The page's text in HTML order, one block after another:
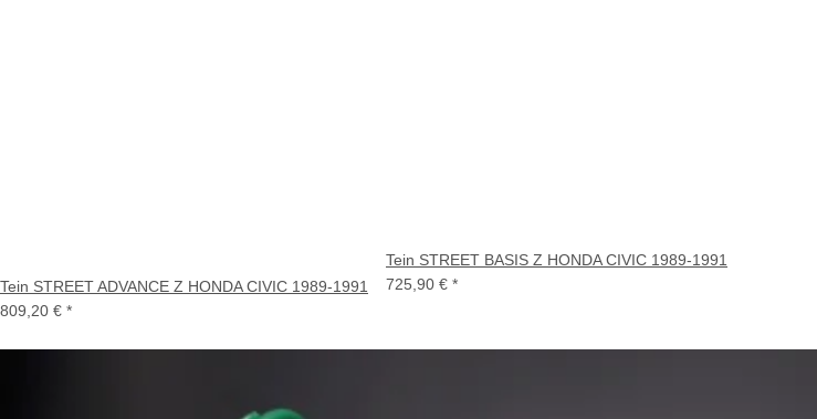
Tein STREET ADVANCE Z HONDA CIVIC 1989-1991
809,20 € *
Tein STREET BASIS Z HONDA CIVIC 1989-1991
725,90 € *